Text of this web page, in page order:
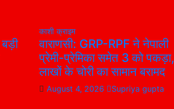
काशीक्राइम
वाराणसी: GRP-RPF ने नेपाली
प्रेमी-प्रेमिका समेत 3 को पकड़ा,
लाखों के चोरी का सामान बरामद
August 4, 2026 Supriya gupta